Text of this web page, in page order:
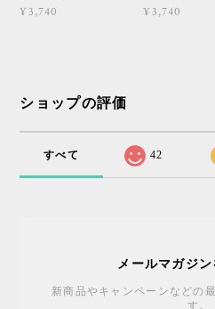
¥3,740 ¥3,740
ショップの評価
すべて 42
メールマガジ
新商品やキャンペーンなどの
す。